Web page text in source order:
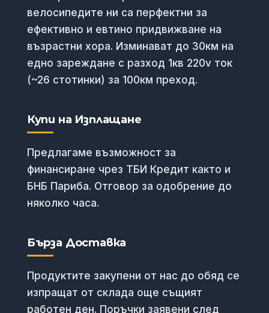
велосипедите ни са перфектни за
ефективно и евтино придвижване на
възрастни хора. Изминават до 30км на
едно зареждане с разход 1кв 220v ток
(~26 стотинки) за 100км преход.
Купи на Изплащане
Предлагаме възможност за
финансиране чрез ТБИ Кредит както и
БНБ Париба. Отговор за одобрение до
няколко часа.
Бърза Доставка
Продуктите закупени от нас до обяд се
изпращат от склада още същият
работен ден. Поръчки заявени след